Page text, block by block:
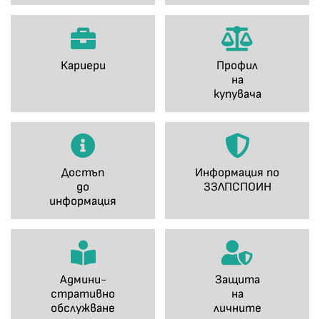
Кариери
Профил
на
купувача
Достъп
до
информация
Информация по
ЗЗЛПСПОИН
Админи-
стративно
обслужване
Защита
на
личните